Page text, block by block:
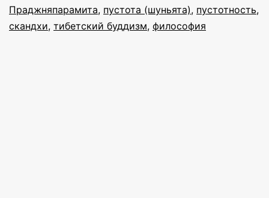
Праджняпарамита, пустота (шуньята), пустотность,
скандхи, тибетский буддизм, философия